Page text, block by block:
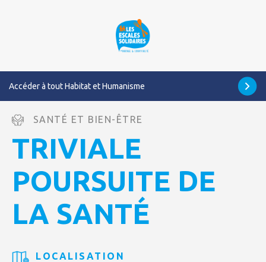
Accéder à tout Habitat et Humanisme
SANTÉ ET BIEN-ÊTRE
TRIVIALE
POURSUITE DE
LA SANTÉ
LOCALISATION